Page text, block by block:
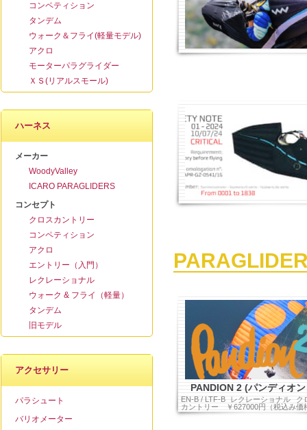
コンペティション
タンデム
ウォーク＆フライ(軽量モデル)
アクロ
モーターパラグライダー
ＸＳ(リアルスモール)
ハーネス
メーカー
WoodyValley
ICARO PARAGLIDERS
コンセプト
クロスカントリー
コンペティション
アクロ
エントリー（入門）
レクレーショナル
ウォーク & フライ（軽量）
タンデム
旧モデル
アクセサリー
パラシュート
バリオメーター
PANDION 2 (パンディオ
EN-B / LTF-B レクレーショナル
ク
カントリー
￥627000円（税込み価